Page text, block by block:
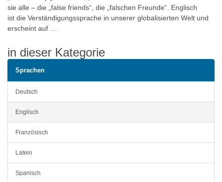
sie alle – die „false friends“, die „falschen Freunde“. Englisch
ist die Verständigungssprache in unserer globalisierten Welt und
erscheint auf …
in dieser Kategorie
Sprachen
Deutsch
Englisch
Französisch
Latein
Spanisch